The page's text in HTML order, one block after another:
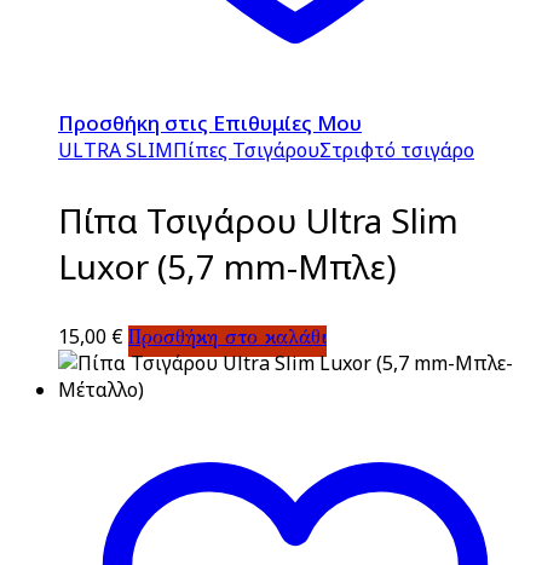
Προσθήκη στις Επιθυμίες Μου
ULTRA SLIMΠίπες ΤσιγάρουΣτριφτό τσιγάρο
Πίπα Τσιγάρου Ultra Slim
Luxor (5,7 mm-Μπλε)
15,00 € Προσθήκη στο καλάθι